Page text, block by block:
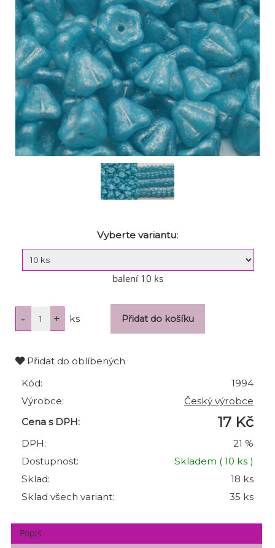
Vyberte variantu:
balení 10 ks
ks
Přidat do oblíbených
Kód:
1994
Výrobce:
Český výrobce
Cena s DPH:
17 Kč
DPH:
21 %
Dostupnost:
Skladem ( 10 ks )
Sklad:
18 ks
Sklad všech variant:
35 ks
Popis